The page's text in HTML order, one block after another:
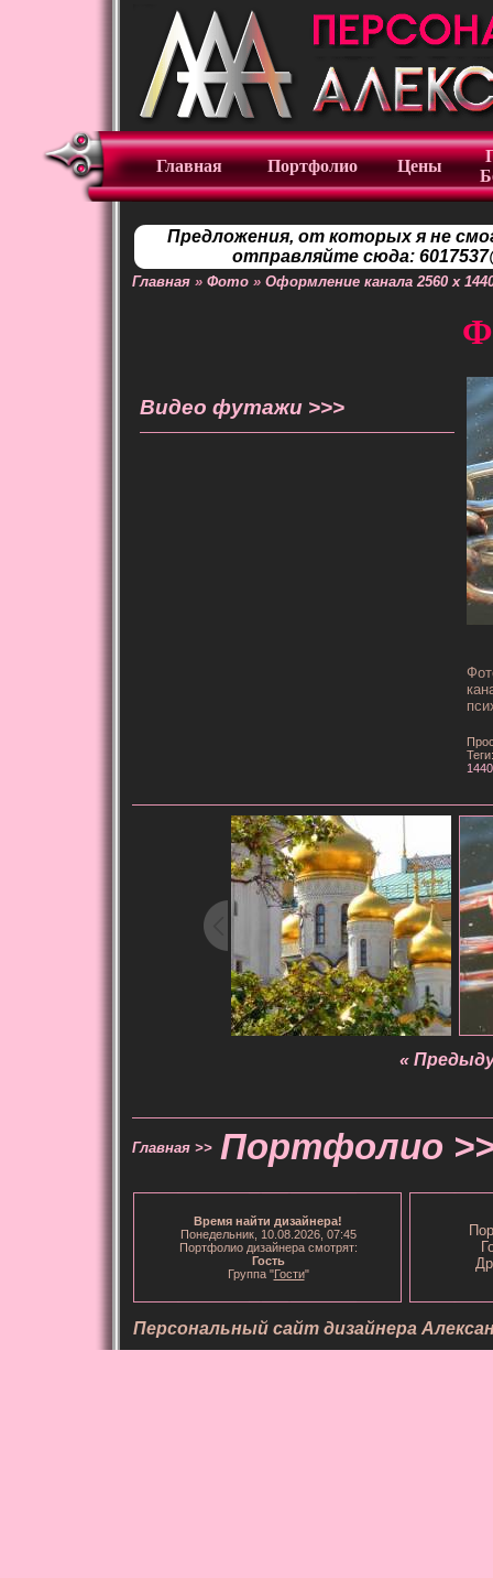
Главная Портфолио Цены
Предложения, от которых я не
отправляйте сюда:
Главная » Фото » Оформление канала 2560 x
Видео футажи >>>
1440
«
Главная >> Портфолио
Время найти дизайнера!
Понедельник, 10.08.2026, 07:45
Портфолио дизайнера смотрят:
Гость
Группа "Гости"
Персональный сайт дизайнера